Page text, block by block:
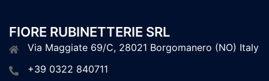
FIORE RUBINETTERIE SRL
Via Maggiate 69/C, 28021 Borgomanero (NO) Italy
+39 0322 840711